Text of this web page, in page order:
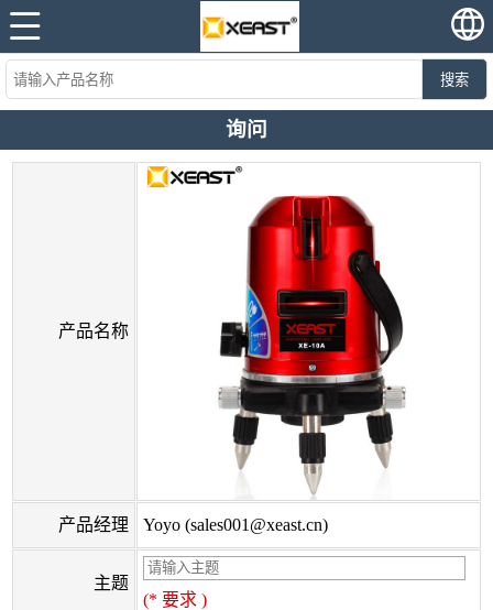
搜索
询问
产品名称
产品经理 Yoyo (sales001@xeast.cn)
主题
(* 要求 )